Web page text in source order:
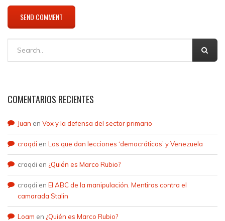
COMENTARIOS RECIENTES
Juan en Vox y la defensa del sector primario
craqdi en Los que dan lecciones ‘democráticas’ y Venezuela
craqdi en ¿Quién es Marco Rubio?
craqdi en El ABC de la manipulación. Mentiras contra el
camarada Stalin
Loam en ¿Quién es Marco Rubio?